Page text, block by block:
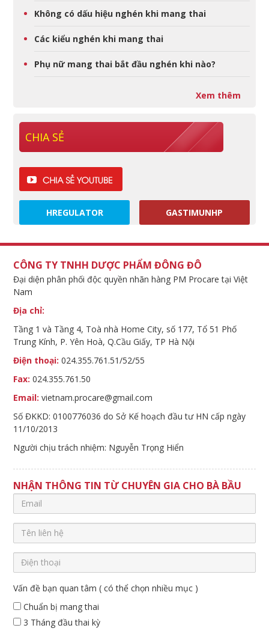
Không có dấu hiệu nghén khi mang thai
Các kiểu nghén khi mang thai
Phụ nữ mang thai bắt đầu nghén khi nào?
Xem thêm
CHIA SẺ
HREGULATOR GASTIMUNHP
CÔNG TY TNHH DƯỢC PHẨM ĐÔNG ĐÔ
Đại diện phân phối độc quyền nhãn hàng PM Procare tại Việt
Nam
Địa chỉ:
Tầng 1 và Tầng 4, Toà nhà Home City, số 177, Tổ 51 Phố
Trung Kính, P. Yên Hoà, Q.Cầu Giấy, TP Hà Nội
Điện thoại: 024.355.761.51/52/55
Fax: 024.355.761.50
Email: vietnam.procare@gmail.com
Số ĐKKD: 0100776036 do Sở Kế hoạch đầu tư HN cấp ngày
11/10/2013
Người chịu trách nhiệm: Nguyễn Trọng Hiển
NHẬN THÔNG TIN TỪ CHUYÊN GIA CHO BÀ BẦU
Vấn đề bạn quan tâm ( có thể chọn nhiều mục )
Chuẩn bị mang thai
3 Tháng đầu thai kỳ